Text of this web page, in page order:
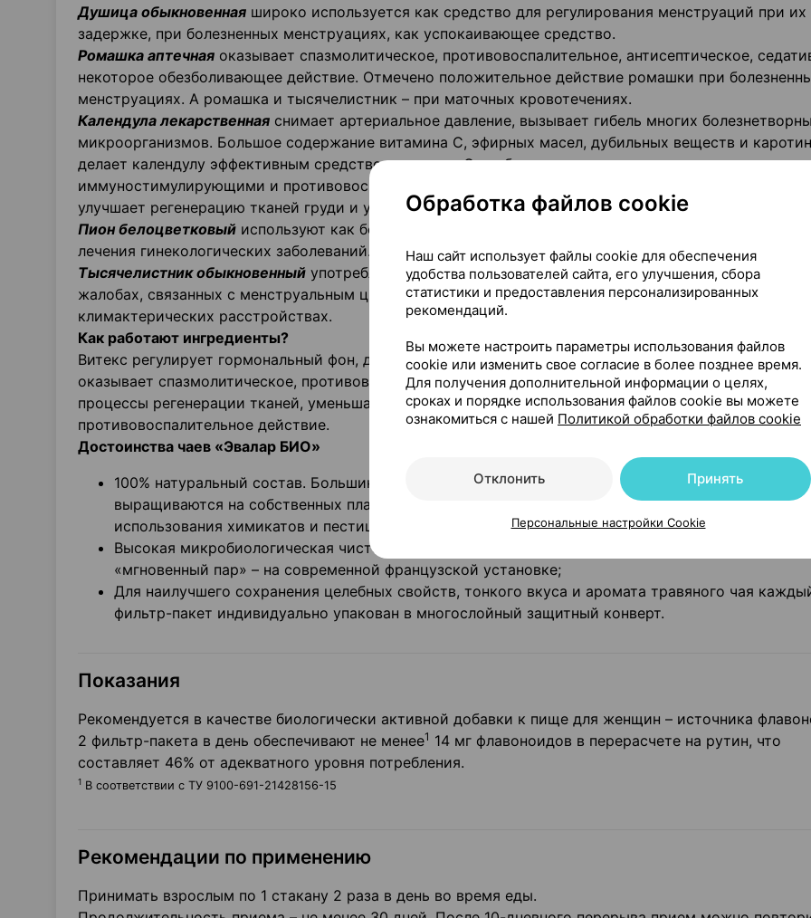
Душица обыкновенная широко используется как средство для регулирования менструаций при их
задержке, при болезненных менструациях, как успокаивающее средство.
Ромашка аптечная оказывает спазмолитическое, противовоспалительное, антисептическое,
некоторое обезболивающее действие. Отмечено положительное действие ромашки при
менструациях. А ромашка и тысячелистник – при маточных кровотечениях.
Календула лекарственная снимает артериальное давление, вызывает гибель многих
микроорганизмов. Большое содержание витамина С, эфирных масел, дубильных веществ и
делает календулу эффективным средством лечения. Она обладает антисептическими,
иммуностимулирующими и противовоспалительными свойствами. Применение календулы при
улучшает регенерацию тканей груди и улучшает иммунитет.
Пион белоцветковый используют как болеутоляющее, противосудорожное,
лечения гинекологических заболеваний.
Тысячелистник обыкновенный употребляется при женских болезнях для остановки кровотечения и
жалобах, связанных с менструальным циклом, особенно при спастических менструациях и
климактерических расстройствах.
Как работают ингредиенты?
Витекс регулирует гормональный фон, душица оказывает выраженное седативное действие,
оказывает спазмолитическое, противовоспалительное, антисептическое действие, календула
процессы регенерации тканей, уменьшает отеки, пион оказывает болеутоляющее и
противовоспалительное действие.
Достоинства чаев «Эвалар БИО»
100% натуральный состав. Большинство трав, входящих в состав, собираются на Алтае или
выращиваются на собственных плантациях Эвалар в экологически чистых предгорьях Алтая без
использования химикатов и пестицидов;
Высокая микробиологическая чистота чаев обеспечивается мягким способом обработки –
«мгновенный пар» – на современной французской установке;
Для наилучшего сохранения целебных свойств, тонкого вкуса и аромата травяного чая
фильтр-пакет индивидуально упакован в многослойный защитный конверт.
Показания
Рекомендуется в качестве биологически активной добавки к пище для женщин – источника
2 фильтр-пакета в день обеспечивают не менее1 14 мг флавоноидов в перерасчете на рутин, что
составляет 46% от адекватного уровня потребления.
1 В соответствии с ТУ 9100-691-21428156-15
Рекомендации по применению
Принимать взрослым по 1 стакану 2 раза в день во время еды.
Обработка файлов cookie
Наш сайт использует файлы cookie для обеспечения
удобства пользователей сайта, его улучшения, сбора
статистики и предоставления персонализированных
рекомендаций.
Вы можете настроить параметры использования файлов
cookie или изменить свое согласие в более позднее время.
Для получения дополнительной информации о целях,
сроках и порядке использования файлов cookie вы можете
ознакомиться с нашей Политикой обработки файлов cookie
Отклонить Принять
Персональные настройки Cookie